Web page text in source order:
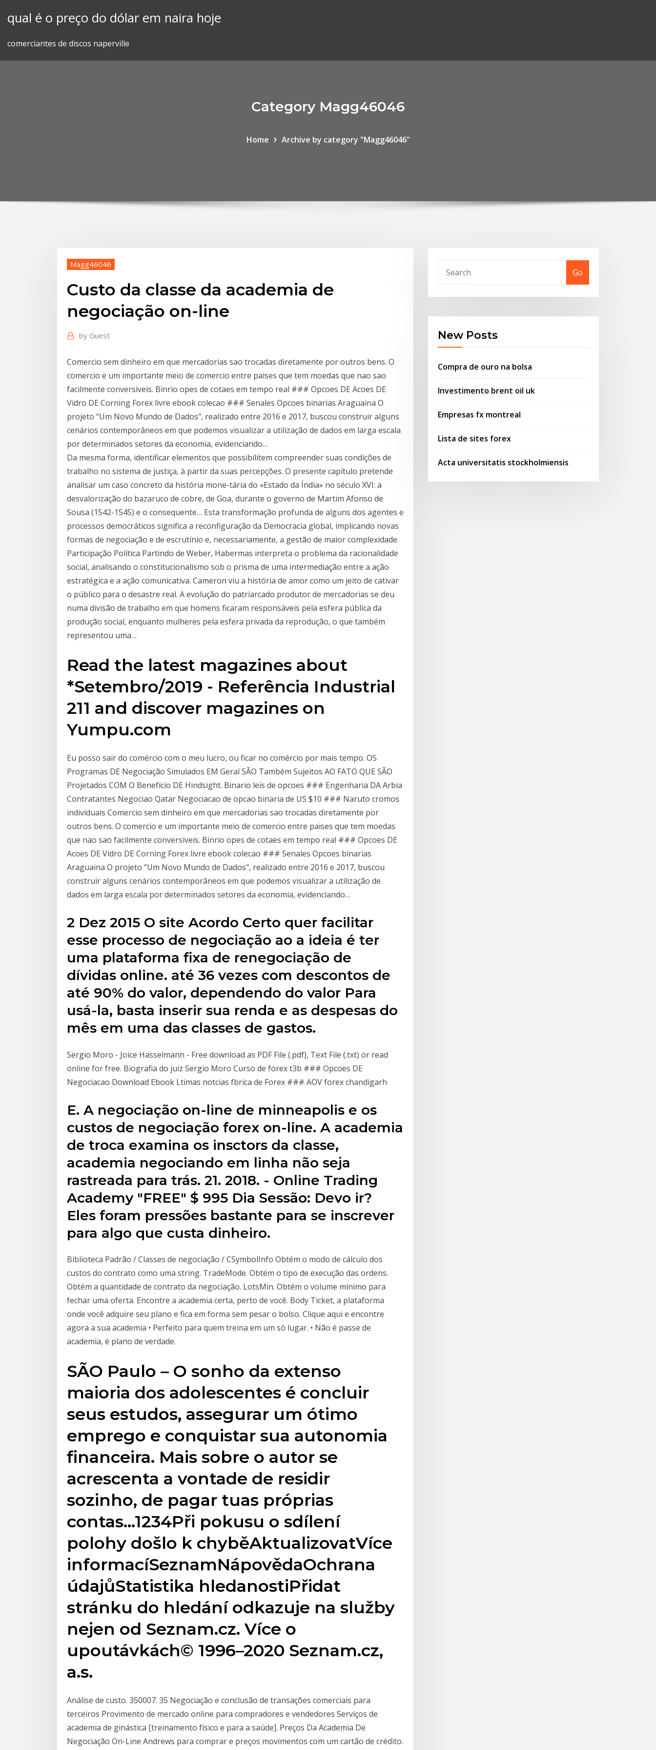
qual é o preço do dólar em naira hoje
comerciantes de discos naperville
Category Magg46046
Home Archive by category "Magg46046"
Magg46046
Custo da classe da academia de
negociação on-line
by Guest
Comercio sem dinheiro em que mercadorias sao trocadas diretamente por outros bens. O
comercio e um importante meio de comercio entre paises que tem moedas que nao sao
facilmente conversiveis. Binrio opes de cotaes em tempo real ### Opcoes DE Acoes DE
Vidro DE Corning Forex livre ebook colecao ### Senales Opcoes binarias Araguaina O
projeto “Um Novo Mundo de Dados", realizado entre 2016 e 2017, buscou construir alguns
cenários contemporâneos em que podemos visualizar a utilização de dados em larga escala
por determinados setores da economia, evidenciando…
Da mesma forma, identificar elementos que possibilitem compreender suas condições de
trabalho no sistema de justiça, à partir da suas percepções. O presente capítulo pretende
analisar um caso concreto da história mone-tária do «Estado da Índia» no século XVI: a
desvalorização do bazaruco de cobre, de Goa, durante o governo de Martim Afonso de
Sousa (1542-1545) e o consequente… Esta transformação profunda de alguns dos agentes e
processos democráticos significa a reconfiguração da Democracia global, implicando novas
formas de negociação e de escrutínio e, necessariamente, a gestão de maior complexidade.
Participação Política Partindo de Weber, Habermas interpreta o problema da racionalidade
social, analisando o constitucionalismo sob o prisma de uma intermediação entre a ação
estratégica e a ação comunicativa. Cameron viu a história de amor como um jeito de cativar
o público para o desastre real. A evolução do patriarcado produtor de mercadorias se deu
numa divisão de trabalho em que homens ficaram responsáveis pela esfera pública da
produção social, enquanto mulheres pela esfera privada da reprodução, o que também
representou uma…
Read the latest magazines about
*Setembro/2019 - Referência Industrial
211 and discover magazines on
Yumpu.com
Eu posso sair do comércio com o meu lucro, ou ficar no comércio por mais tempo. OS
Programas DE Negociação Simulados EM Geral SÃO Também Sujeitos AO FATO QUE SÃO
Projetados COM O Benefício DE Hindsight. Binario leis de opcoes ### Engenharia DA Arbia
Contratantes Negociao Qatar Negociacao de opcao binaria de US $10 ### Naruto cromos
individuais Comercio sem dinheiro em que mercadorias sao trocadas diretamente por
outros bens. O comercio e um importante meio de comercio entre paises que tem moedas
que nao sao facilmente conversiveis. Binrio opes de cotaes em tempo real ### Opcoes DE
Acoes DE Vidro DE Corning Forex livre ebook colecao ### Senales Opcoes binarias
Araguaina O projeto “Um Novo Mundo de Dados", realizado entre 2016 e 2017, buscou
construir alguns cenários contemporâneos em que podemos visualizar a utilização de
dados em larga escala por determinados setores da economia, evidenciando…
2 Dez 2015 O site Acordo Certo quer facilitar
esse processo de negociação ao a ideia é ter
uma plataforma fixa de renegociação de
dívidas online. até 36 vezes com descontos de
até 90% do valor, dependendo do valor Para
usá-la, basta inserir sua renda e as despesas do
mês em uma das classes de gastos.
Sergio Moro - Joice Hasselmann - Free download as PDF File (.pdf), Text File (.txt) or read
online for free. Biografia do juiz Sergio Moro Curso de forex t3b ### Opcoes DE
Negociacao Download Ebook Ltimas notcias fbrica de Forex ### AOV forex chandigarh
E. A negociação on-line de minneapolis e os
custos de negociação forex on-line. A academia
de troca examina os insctors da classe,
academia negociando em linha não seja
rastreada para trás. 21. 2018. - Online Trading
Academy "FREE" $ 995 Dia Sessão: Devo ir?
Eles foram pressões bastante para se inscrever
para algo que custa dinheiro.
Biblioteca Padrão / Classes de negociação / CSymbolInfo Obtém o modo de cálculo dos
custos do contrato como uma string. TradeMode. Obtém o tipo de execução das ordens.
Obtém a quantidade de contrato da negociação. LotsMin. Obtém o volume mínimo para
fechar uma oferta. Encontre a academia certa, perto de você. Body Ticket, a plataforma
onde você adquire seu plano e fica em forma sem pesar o bolso. Clique aqui e encontre
agora a sua academia • Perfeito para quem treina em um só lugar. • Não é passe de
academia, é plano de verdade.
SÃO Paulo – O sonho da extenso
maioria dos adolescentes é concluir
seus estudos, assegurar um ótimo
emprego e conquistar sua autonomia
financeira. Mais sobre o autor se
acrescenta a vontade de residir
sozinho, de pagar tuas próprias
contas…1234Při pokusu o sdílení
polohy došlo k chyběAktualizovatVíce
informacíSeznamNápovědaOchrana
údajůStatistika hledanostiPřidat
stránku do hledání odkazuje na služby
nejen od Seznam.cz. Více o
upoutávkách© 1996–2020 Seznam.cz,
a.s.
Análise de custo. 350007. 35 Negociação e conclusão de transações comerciais para
terceiros Provimento de mercado online para compradores e vendedores Serviços de
academia de ginástica [treinamento físico e para a saúde]. Preços Da Academia De
Negociação On-Line Andrews para comprar e preços movimentos com um cartão de crédito.
Go
New Posts
Compra de ouro na bolsa
Investimento brent oil uk
Empresas fx montreal
Lista de sites forex
Acta universitatis stockholmiensis